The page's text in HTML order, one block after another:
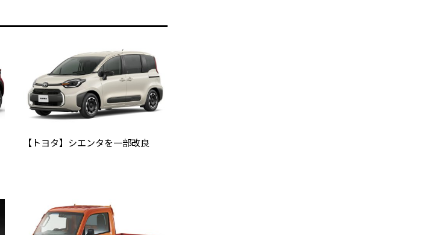
【トヨタ】シエンタを一部改良